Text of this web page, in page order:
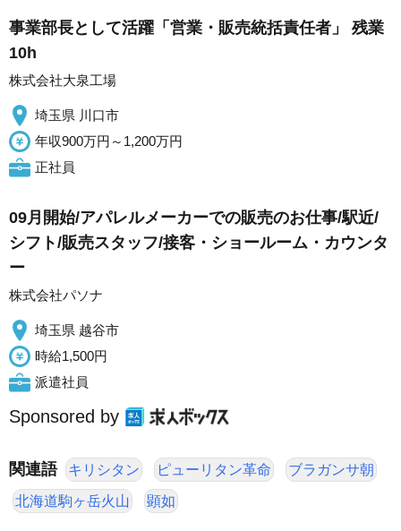
事業部長として活躍「営業・販売統括責任者」 残業
10h
株式会社大泉工場
埼玉県 川口市
年収900万円～1,200万円
正社員
09月開始/アパレルメーカーでの販売のお仕事/駅近/
シフト/販売スタッフ/接客・ショールーム・カウンタ
ー
株式会社パソナ
埼玉県 越谷市
時給1,500円
派遣社員
Sponsored by
関連語 キリシタン ピューリタン革命 ブラガンサ朝
北海道駒ヶ岳火山 顕如